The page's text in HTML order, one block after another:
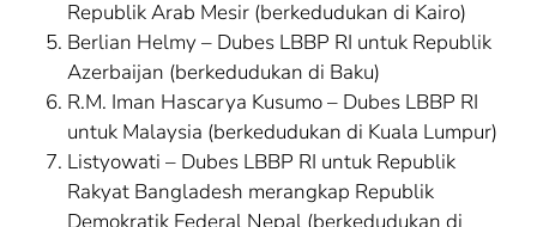
Republik Arab Mesir (berkedudukan di Kairo)
Berlian Helmy – Dubes LBBP RI untuk Republik
Azerbaijan (berkedudukan di Baku)
R.M. Iman Hascarya Kusumo – Dubes LBBP RI
untuk Malaysia (berkedudukan di Kuala Lumpur)
Listyowati – Dubes LBBP RI untuk Republik
Rakyat Bangladesh merangkap Republik
Demokratik Federal Nepal (berkedudukan di